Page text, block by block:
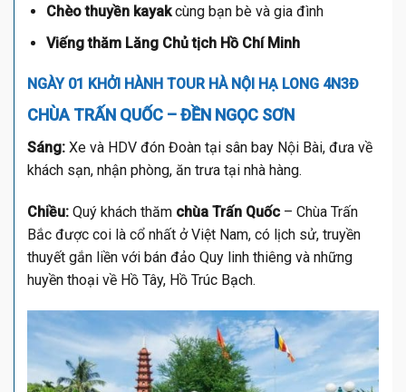
Chèo thuyền kayakcùng bạn bè và gia đình
Viếng thăm Lăng Chủ tịch Hồ Chí Minh
NGÀY 01 KHỞI HÀNH TOUR HÀ NỘI HẠ LONG 4N3Đ
CHÙA TRẤN QUỐC – ĐỀN NGỌC SƠN
Sáng: Xe và HDV đón Đoàn tại sân bay Nội Bài, đưa về
khách sạn, nhận phòng, ăn trưa tại nhà hàng.
Chiều: Quý khách thăm chùa Trấn Quốc – Chùa Trấn
Bắc được coi là cổ nhất ở Việt Nam, có lịch sử, truyền
thuyết gắn liền với bán đảo Quy linh thiêng và những
huyền thoại về Hồ Tây, Hồ Trúc Bạch.